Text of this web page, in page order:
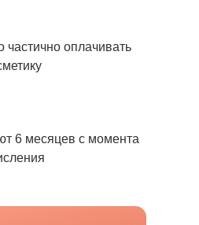
6 месяцев с момента
оплачивать